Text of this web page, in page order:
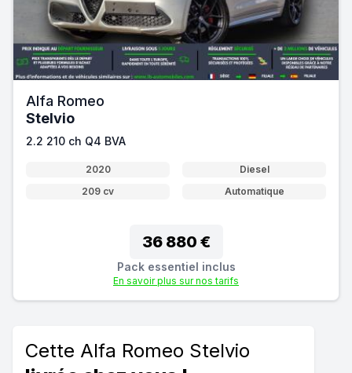
Alfa Romeo
Stelvio
2.2 210 ch Q4 BVA
2020
Diesel
209 cv
Automatique
36 880 €
Pack essentiel inclus
En savoir plus sur nos tarifs
Cette Alfa Romeo Stelvio